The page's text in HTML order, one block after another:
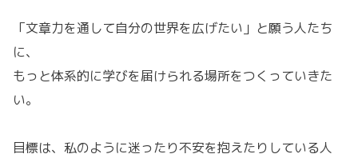
「文章力を通して自分の世界を広げたい」と願う人たち
に、
もっと体系的に学びを届けられる場所をつくっていきた
い。
目標は、私のように迷ったり不安を抱えたりしている人